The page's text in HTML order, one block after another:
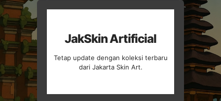
JakSkin Artificial
Tetap update dengan koleksi terbaru
dari Jakarta Skin Art.